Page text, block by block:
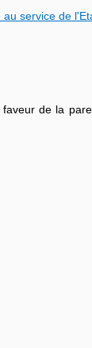
service de
de la